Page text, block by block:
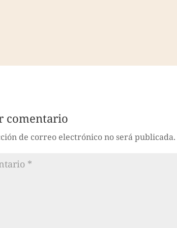
comentario
de correo electrónico no será publicada.